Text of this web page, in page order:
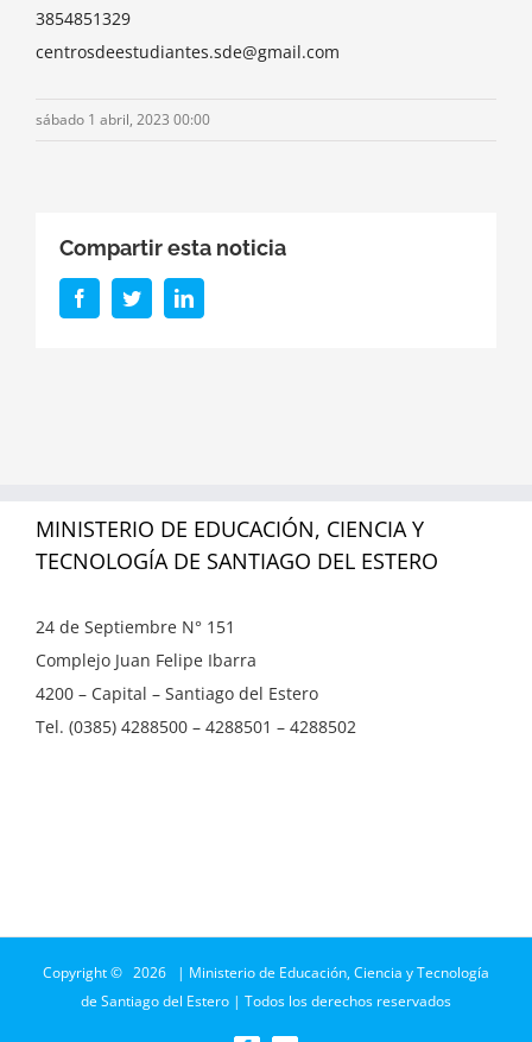
3854851329
centrosdeestudiantes.sde@gmail.com
sábado 1 abril, 2023 00:00
Compartir esta noticia
FacebookTwitterLinkedIn
MINISTERIO DE EDUCACIÓN, CIENCIA Y
TECNOLOGÍA DE SANTIAGO DEL ESTERO
24 de Septiembre N° 151
Complejo Juan Felipe Ibarra
4200 – Capital – Santiago del Estero
Tel. (0385) 4288500 – 4288501 – 4288502
Copyright © 2026 | Ministerio de Educación, Ciencia y Tecnología
de Santiago del Estero | Todos los derechos reservados